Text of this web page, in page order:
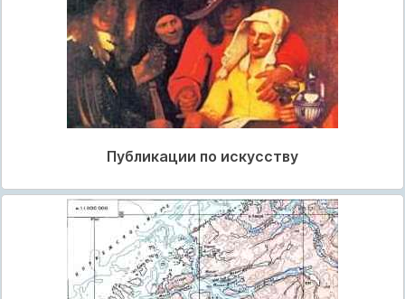
Публикации по искусству